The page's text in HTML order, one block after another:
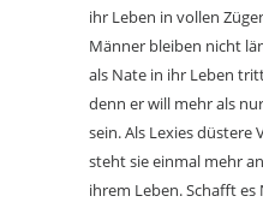
ihr Leben in vollen
Männer bleiben nicht
als Nate in ihr Leben
denn er will mehr als
sein. Als Lexies düstere
steht sie einmal mehr
ihrem Leben. Schafft